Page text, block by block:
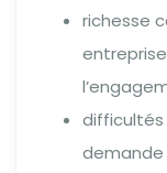
richesse
difficultés
demande